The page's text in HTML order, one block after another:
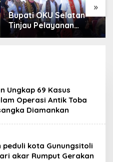
»
Bupati OKU Selatan
Tinjau Pelayanan
Kesehatan Gratis Di
Masyarakat
Ungkap 69 Kasus
Operasi Antik Toba
Diamankan
peduli kota Gunungsitoli
akar Rumput Gerakan